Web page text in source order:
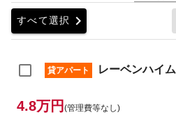
すべて選択 chevron_right
貸アパート レーベンハイ
4.8万円 (管理費等なし)